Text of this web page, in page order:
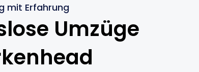
mit Erfahrung
Umzüge